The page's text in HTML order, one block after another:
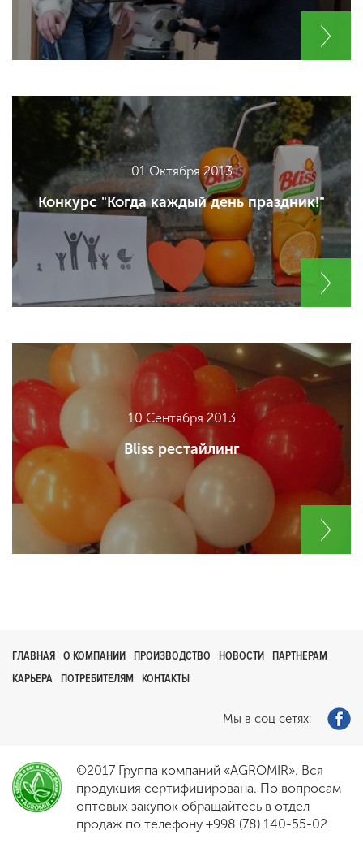
01 Октября 2013
Конкурс "Когда каждый день праздник!"
10 Сентября 2013
Bliss рестайлинг
ГЛАВНАЯ О КОМПАНИИ ПРОИЗВОДСТВО НОВОСТИ
ПАРТНЕРАМ
КАРЬЕРА
ПОТРЕБИТЕЛЯМ КОНТАКТЫ
Мы в соц сетях:
©2017 Группа компаний «AGROMIR». Вся
продукция сертифицирована. По вопросам
оптовых закупок обращайтесь в отдел
продаж по телефону +998 (78) 140-55-02